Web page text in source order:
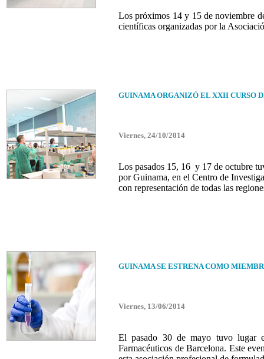
Los próximos 14 y 15 de noviembre
científicas organizadas por la
GUINAMA ORGANIZÓ EL XXII CURSO
Viernes, 24/10/2014
Los pasados 15, 16 y 17 de octubre
por Guinama, en el Centro de
con representación de todas las
GUINAMA SE ESTRENA COMO
Viernes, 13/06/2014
El pasado 30 de mayo tuvo lugar
Farmacéuticos de Barcelona. Este